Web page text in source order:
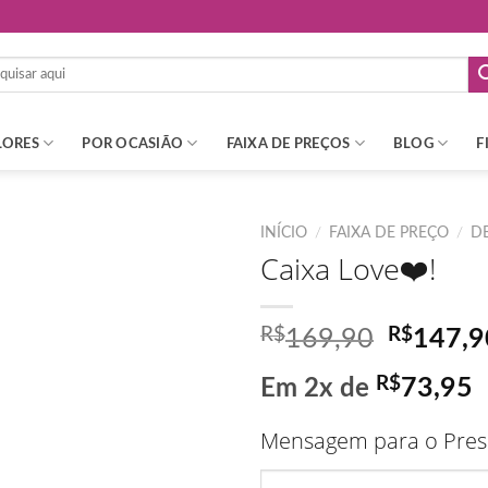
POR OCASIÃO FAIXA DE PREÇOS BLOG
INÍCIO / FAIXA DE PREÇO /
Caixa Love❤️!
R$169,90 O
original
R$
Em 2x de R$73,95
Mensagem para o